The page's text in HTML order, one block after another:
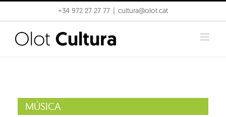
to
content
+34 972 27 27 77 cultura@olot.cat
MÚSICA